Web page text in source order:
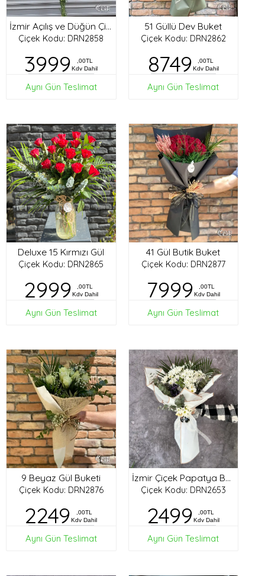
İzmir Açılış ve Düğün Çiçekleri
Çiçek Kodu: DRN2858
3999
,00TL
Kdv Dahil
Aynı Gün Teslimat
51 Güllü Dev Buket
Çiçek Kodu: DRN2862
8749
,00TL
Kdv Dahil
Aynı Gün Teslimat
Deluxe 15 Kırmızı Gül
Çiçek Kodu: DRN2865
2999
,00TL
Kdv Dahil
Aynı Gün Teslimat
41 Gül Butik Buket
Çiçek Kodu: DRN2877
7999
,00TL
Kdv Dahil
Aynı Gün Teslimat
9 Beyaz Gül Buketi
Çiçek Kodu: DRN2876
2249
,00TL
Kdv Dahil
Aynı Gün Teslimat
İzmir Çiçek Papatya Buketi
Çiçek Kodu: DRN2653
2499
,00TL
Kdv Dahil
Aynı Gün Teslimat